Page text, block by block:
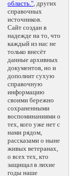
область.", других
справочных
источников.
Сайт создан в
надежде на то, что
каждый из нас не
только внесёт
данные архивных
документов, но и
дополнит сухую
справочную
информацию
своими бережно
сохраненными
воспоминаниями о
тех, кого уже нет с
нами рядом,
рассказами о ныне
живых ветеранах,
о всех тех, кто
защищал в лихие
годы наше